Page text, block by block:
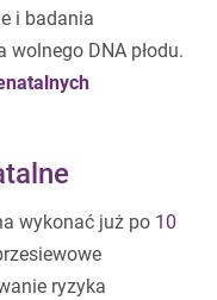
i badania
DNA płodu.
wykonać już po 10
ryzyka